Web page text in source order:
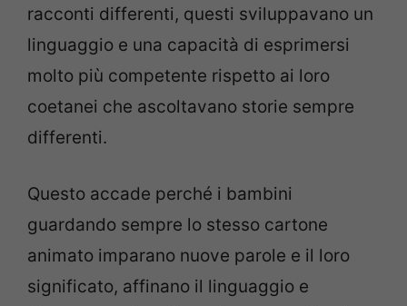
racconti differenti, questi sviluppavano un
linguaggio e una capacità di esprimersi
molto più competente rispetto ai loro
coetanei che ascoltavano storie sempre
differenti.
Questo accade perché i bambini
guardando sempre lo stesso cartone
animato imparano nuove parole e il loro
significato, affinano il linguaggio e